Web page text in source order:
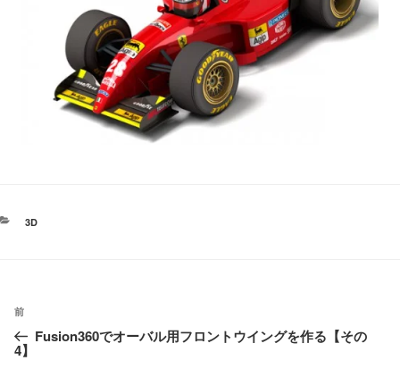
カ
3D
稿
ナ
過
去
の
前
Fusion360でオーバル用フロントウイングを作る【その
4】